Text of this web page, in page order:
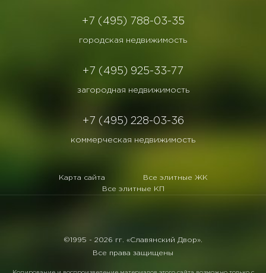
+7 (495) 788-03-35
городская недвижимость
+7 (495) 925-33-77
загородная недвижимость
+7 (495) 228-03-36
коммерческая недвижимость
Карта сайта
Все элитные ЖК
Все элитные КП
©1995 - 2026 гг. «Славянский Двор».
Все права защищены